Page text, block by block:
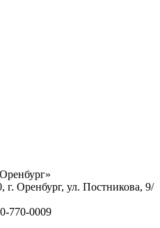
г. Оренбург, ул. Постникова, 9/
770-0009